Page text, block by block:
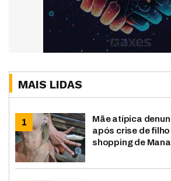
MAIS LIDAS
Mãe atípica
após crise de
shopping de